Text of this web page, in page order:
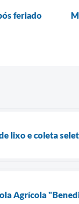
feriado
lixo e coleta
Agrícola